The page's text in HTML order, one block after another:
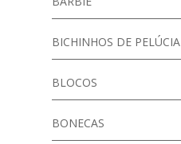
BICHINHOS DE PELÚCIA
BLOCOS
BONECAS